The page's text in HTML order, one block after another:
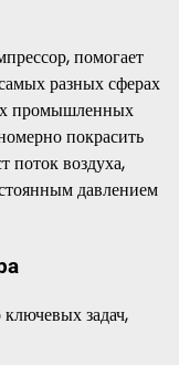
помогает
разных сферах
промышленных
покрасить
поток воздуха,
давлением
задач,